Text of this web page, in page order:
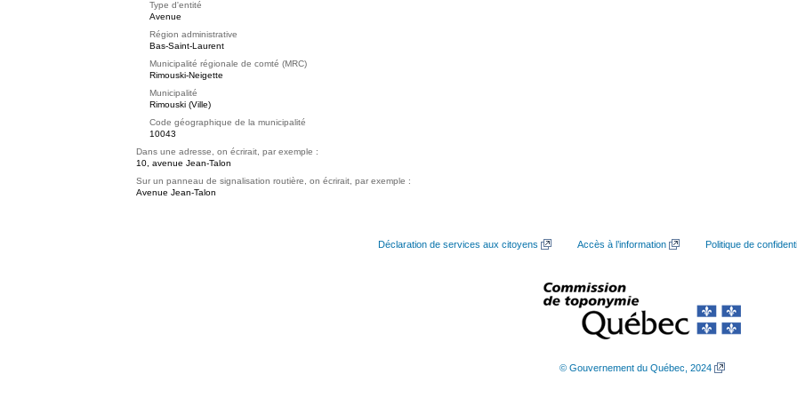
Type d'entité
Avenue
Région administrative
Bas-Saint-Laurent
Municipalité régionale de comté (MRC)
Rimouski-Neigette
Municipalité
Rimouski (Ville)
Code géographique de la municipalité
10043
Dans une adresse, on écrirait, par exemple :
10, avenue Jean-Talon
Sur un panneau de signalisation routière, on écrirait, par exemple :
Avenue Jean-Talon
Déclaration de services aux citoyens Accès à l’information Politique de
© Gouvernement du Québec, 2024